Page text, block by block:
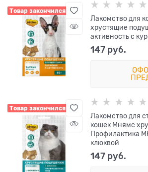
Товар закончился
Лакомство для
хрустящие
активность с
147 руб.
Товар закончился
Лакомство для
кошек Мнямс
Профилактика
клюквой
147 руб.